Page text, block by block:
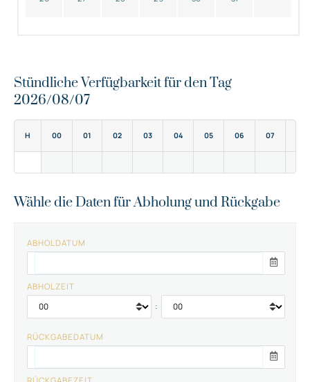
Stündliche Verfügbarkeit für den Tag
2026/08/07
H 00 01 02 03 04 05 06 07
Wähle die Daten für Abholung und Rückgabe
ABHOLDATUM
ABHOLZEIT
:
RÜCKGABEDATUM